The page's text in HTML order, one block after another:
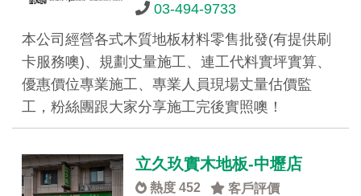
03-494-9733
本公司經營各式木質地板材料零售批發(有提供刷
卡服務噢)、規劃丈量施工、連工代料實坪實算、
優惠價位專業施工、專業人員現場丈量估價監
工，粉絲團跟大家分享施工完後實照噢！
立久玖實木地板-中壢店
熱度 452 客戶評價